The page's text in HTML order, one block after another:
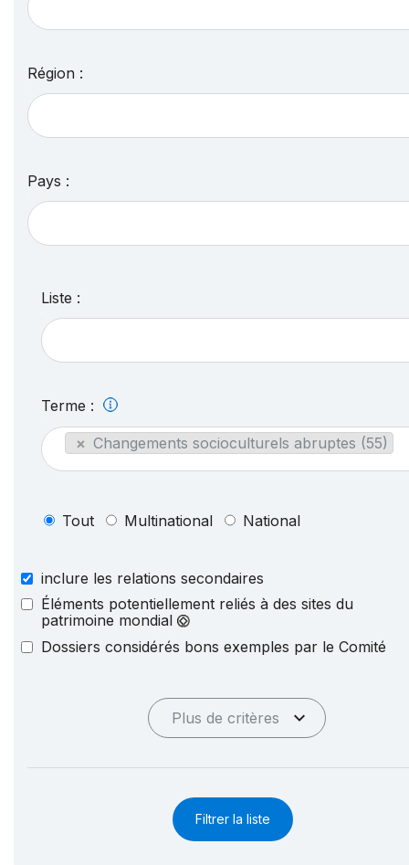
Région :
Pays :
Liste :
Terme :
× Changements socioculturels abruptes (55)
Tout Multinational National
inclure les relations secondaires
Éléments potentiellement reliés à des sites du
patrimoine mondial
Dossiers considérés bons exemples par le Comité
Plus de critères
Filtrer la liste